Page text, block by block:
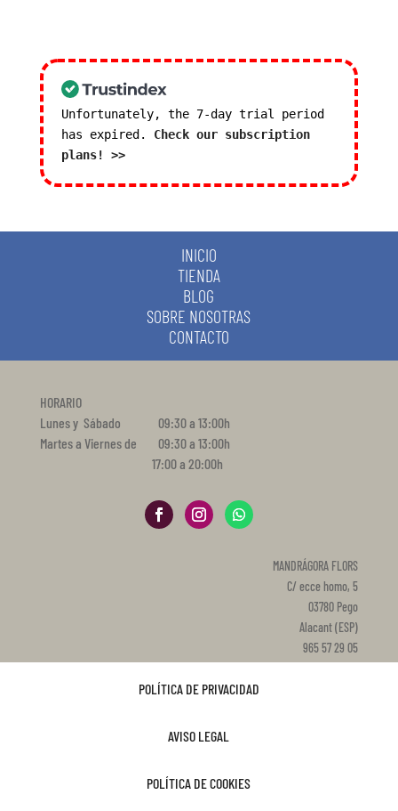
Unfortunately, the 7-day trial period
has expired. Check our subscription
plans! >>
INICIO
TIENDA
BLOG
SOBRE NOSOTRAS
CONTACTO
HORARIO
Lunes y Sábado 09:30 a 13:00h
Martes a Viernes de 09:30 a 13:00h
17:00 a 20:00h
MANDRÁGORA FLORS
C/ ecce homo, 5
03780 Pego
Alacant (ESP)
965 57 29 05
POLÍTICA DE PRIVACIDAD
AVISO LEGAL
POLÍTICA DE COOKIES